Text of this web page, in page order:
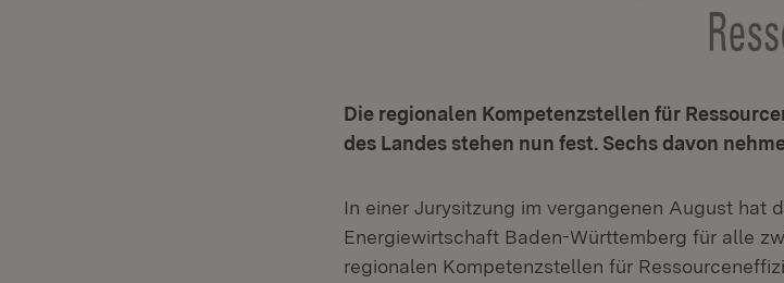
Die regionalen Kompetenzstellen für
des Landes stehen nun fest. Sechs davon
In einer Jurysitzung im vergangenen August hat
Energiewirtschaft Baden-Württemberg für alle
regionalen Kompetenzstellen für